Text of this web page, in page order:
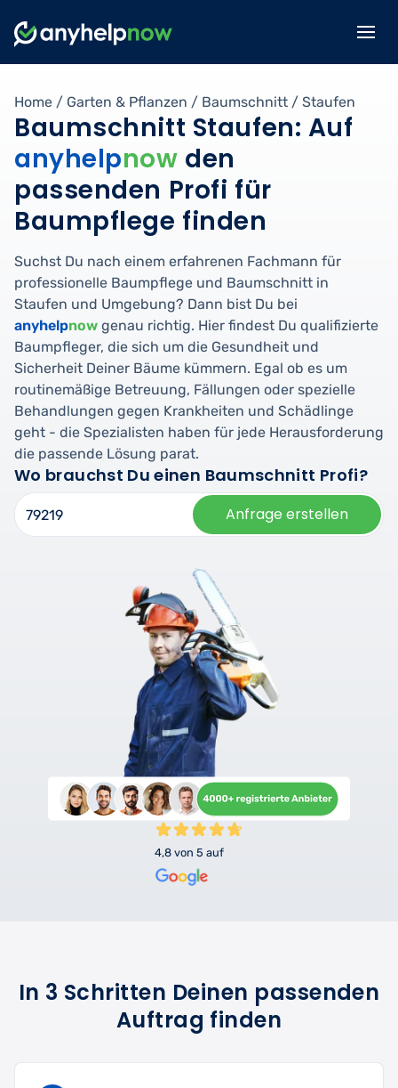
Home / Garten & Pflanzen / Baumschnitt / Staufen
Baumschnitt Staufen: Auf
anyhelpnow den
passenden Profi für
Baumpflege finden
Suchst Du nach einem erfahrenen Fachmann für
professionelle Baumpflege und Baumschnitt in
Staufen und Umgebung? Dann bist Du bei
anyhelpnow genau richtig. Hier findest Du qualifizierte
Baumpfleger, die sich um die Gesundheit und
Sicherheit Deiner Bäume kümmern. Egal ob es um
routinemäßige Betreuung, Fällungen oder spezielle
Behandlungen gegen Krankheiten und Schädlinge
geht - die Spezialisten haben für jede Herausforderung
die passende Lösung parat.
Wo brauchst Du einen Baumschnitt Profi?
Anfrage erstellen
4,8 von 5 auf
In 3 Schritten Deinen passenden
Auftrag finden